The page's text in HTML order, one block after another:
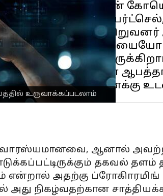
உருவாக்கப்படலாம்
AI ஆராய்ச்சியாளர் பென்
குழுவின்
கூடிய AI-யையோ
"AI-க்கள்
ஆனால்
தகவல் தளம்
அதற்கு ப்ரோகிாரமிங்
நிகழ்வதற்கான